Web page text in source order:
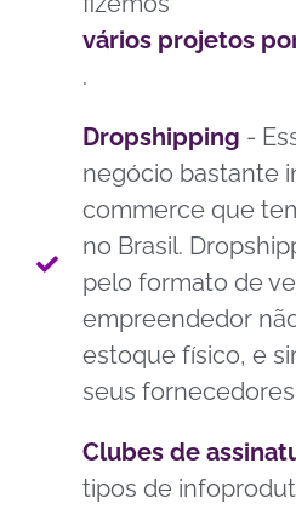
vários projetos
.
Dropshipping -
negócio bastante
commerce que
no Brasil.
pelo formato de
empreendedor
estoque físico, e
seus
Clubes de
tipos de